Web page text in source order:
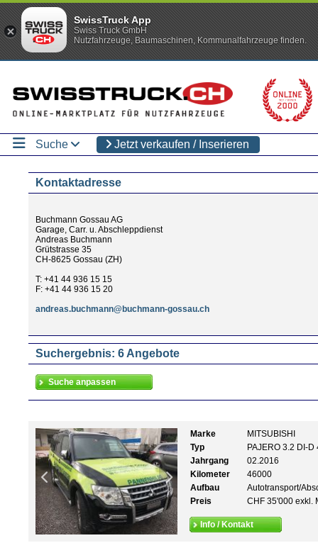
Suche Jetzt verkaufen / Inserieren
Kontaktadresse
Buchmann Gossau AG
Garage, Carr. u. Abschleppdienst
Andreas Buchmann
Grütstrasse 35
CH-8625 Gossau (ZH)
T: +41 44 936 15 15
F: +41 44 936 15 20
andreas.buchmann@buchmann-gossau.ch
Suchergebnis: 6 Angebote
Marke
MITSUBISHI
Typ
PAJERO 3.2 DI-
Jahrgang
02.2016
Kilometer
46000
Aufbau
Autotransport/
Preis
CHF 35'000 exkl.
Info / Kontakt
SwissTruck App
Swiss Truck GmbH
Nutzfahrzeuge, Baumaschinen, Kommunalfahrzeuge finden.